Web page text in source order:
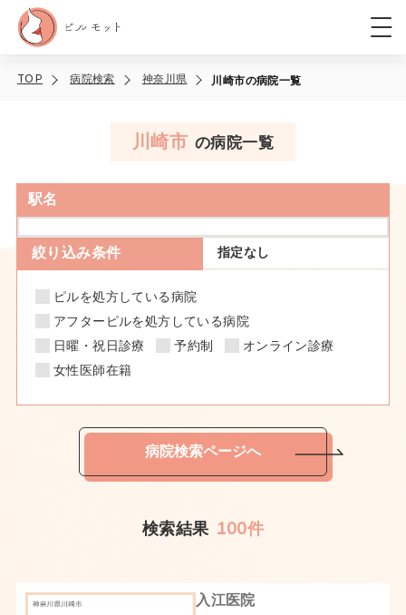
TOP 病院検索 神奈川県 川崎市の病院一覧
川崎市 の病院一覧
入江医院
駅名
絞り込み条件 指定なし
ピルを処方している病院
アフターピルを処方している病院
日曜・祝日診療
予約制
オンライン診療
女性医師在籍
病院検索ページへ
検索結果 100件